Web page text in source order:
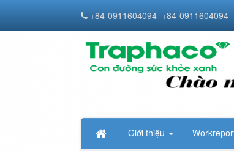
+84-0911604094 +84-0911604094
Giới thiệu